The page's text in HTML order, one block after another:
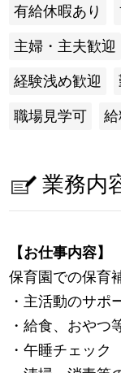
有給休暇あり
主婦・主夫歓迎
経験浅め歓迎
職場見学可
業務内
【お仕事内容】
保育園での保育
・主活動のサポ
・給食、おやつ
・午睡チェック